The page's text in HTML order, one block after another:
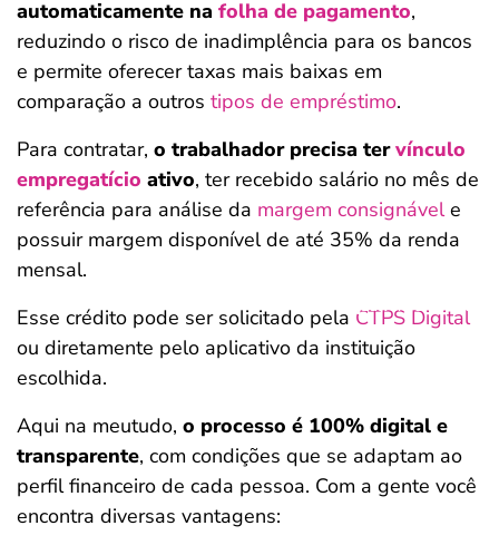
Salvar Ferramenta
automaticamente na folha de pagamento,
reduzindo o risco de inadimplência para os bancos
e permite oferecer taxas mais baixas em
comparação a outros tipos de empréstimo.
Para contratar, o trabalhador precisa tervínculo
empregatício ativo, ter recebido salário no mês de
referência para análise da margem consignávele
possuir margem disponível de até 35% da renda
mensal.
Esse crédito pode ser solicitado pela CTPS Digital
ou diretamente pelo aplicativo da instituição
escolhida.
Aqui na meutudo, o processo é 100% digital e
transparente, com condições que se adaptam ao
perfil financeiro de cada pessoa. Com a gente você
encontra diversas vantagens:
Salvar Ferramenta